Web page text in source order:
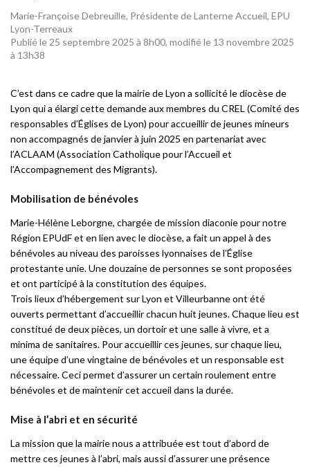
Marie-Françoise Debreuille, Présidente de Lanterne Accueil, EPU
Lyon-Terreaux
Publié le 25 septembre 2025 à 8h00, modifié le 13 novembre 2025
à 13h38
C’est dans ce cadre que la mairie de Lyon a sollicité le diocèse de
Lyon qui a élargi cette demande aux membres du CREL (Comité des
responsables d’Églises de Lyon) pour accueillir de jeunes mineurs
non accompagnés de janvier à juin 2025 en partenariat avec
l’ACLAAM (Association Catholique pour l’Accueil et
l’Accompagnement des Migrants).
Mobilisation de bénévoles
Marie-Hélène Leborgne, chargée de mission diaconie pour notre
Région EPUdF et en lien avec le diocèse, a fait un appel à des
bénévoles au niveau des paroisses lyonnaises de l’Église
protestante unie. Une douzaine de personnes se sont proposées
et ont participé à la constitution des équipes.
Trois lieux d’hébergement sur Lyon et Villeurbanne ont été
ouverts permettant d’accueillir chacun huit jeunes. Chaque lieu est
constitué de deux pièces, un dortoir et une salle à vivre, et a
minima de sanitaires. Pour accueillir ces jeunes, sur chaque lieu,
une équipe d’une vingtaine de bénévoles et un responsable est
nécessaire. Ceci permet d’assurer un certain roulement entre
bénévoles et de maintenir cet accueil dans la durée.
Mise à l’abri et en sécurité
La mission que la mairie nous a attribuée est tout d’abord de
mettre ces jeunes à l’abri, mais aussi d’assurer une présence